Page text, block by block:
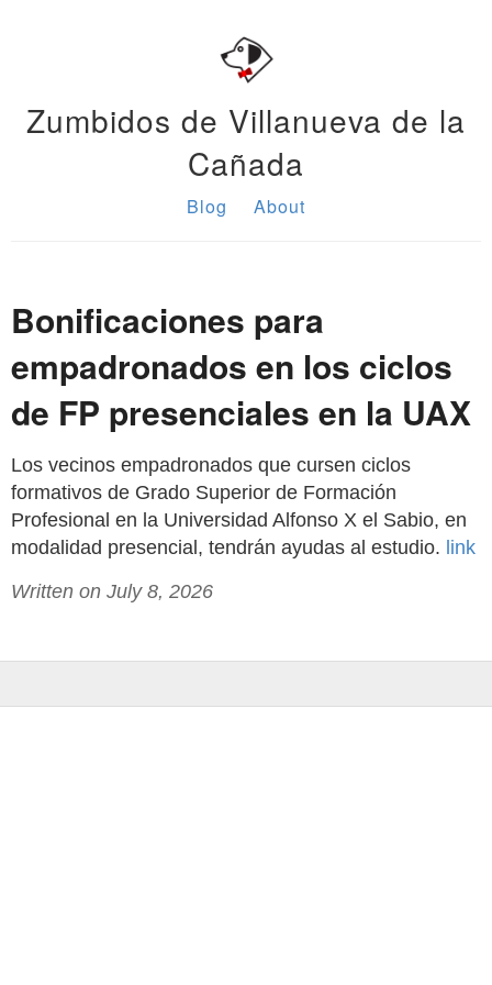
Zumbidos de Villanueva de la
Cañada
Blog About
Bonificaciones para
empadronados en los ciclos
de FP presenciales en la UAX
Los vecinos empadronados que cursen ciclos
formativos de Grado Superior de Formación
Profesional en la Universidad Alfonso X el Sabio, en
modalidad presencial, tendrán ayudas al estudio. link
Written on July 8, 2026